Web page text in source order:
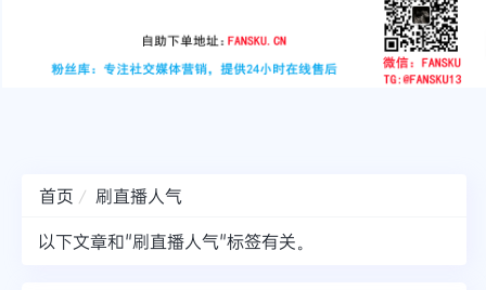
TikTok
YouTube
首页
刷直播人气
以下文章和"刷直播人气"标签有关。